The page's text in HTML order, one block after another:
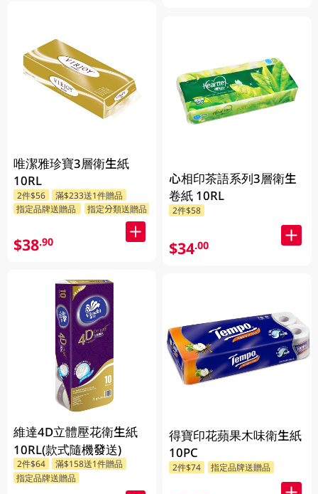
唯潔雅珍寶3層衛生紙
10RL
2件$56
滿$233送1件贈品
指定品牌送贈品
指定分類送贈品
$38.90
維達4D立體壓花衛生紙
10RL(款式隨機發送)
2件$64
滿$158送1件贈品
指定品牌送贈品
心相印茶語系列3層衛生
卷紙 10RL
2件$58
$34.00
得寶印花蘋果木味衛生紙
10PC
2件$74 指定品牌送贈品